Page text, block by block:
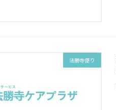
法勝寺便り